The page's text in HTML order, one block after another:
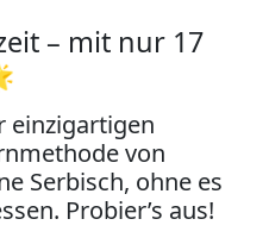
– mit nur 17
einzigartigen
von
Serbisch, ohne es
Probier’s aus!